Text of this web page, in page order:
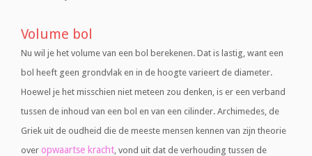
Volume bol
Nu wil je het volume van een bol berekenen. Dat is lastig, want een
bol heeft geen grondvlak en in de hoogte varieert de diameter.
Hoewel je het misschien niet meteen zou denken, is er een verband
tussen de inhoud van een bol en van een cilinder. Archimedes, de
Griek uit de oudheid die de meeste mensen kennen van zijn theorie
over opwaartse kracht, vond uit dat de verhouding tussen de